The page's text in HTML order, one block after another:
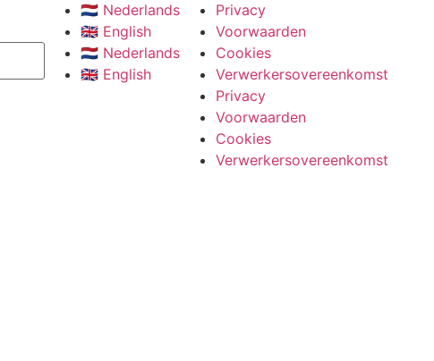
🇳🇱 Nederlands
🇬🇧 English
🇳🇱 Nederlands
🇬🇧 English
Privacy
Voorwaarden
Cookies
Verwerkersovereenkomst
Privacy
Voorwaarden
Cookies
Verwerkersovereenkomst